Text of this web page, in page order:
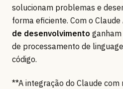
solucionam problemas e
forma eficiente. Com o Claude
de desenvolvimento
de processamento de
código.
**A integração do Claude